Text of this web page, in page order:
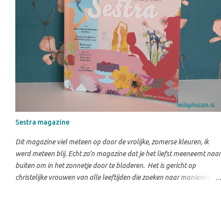
hebben, maar ook vragen die helpen om de stap naar hun eigen
leven te maken. Daarnaa...
Sestra magazine
Dit magazine viel meteen op door de vrolijke, zomerse kleuren, ik
werd meteen blij. Echt zo’n magazine dat je het liefst meeneemt naar
buiten om in het zonnetje door te bladeren. Het is gericht op
christelijke vrouwen van alle leeftijden die zoeken naar manieren om